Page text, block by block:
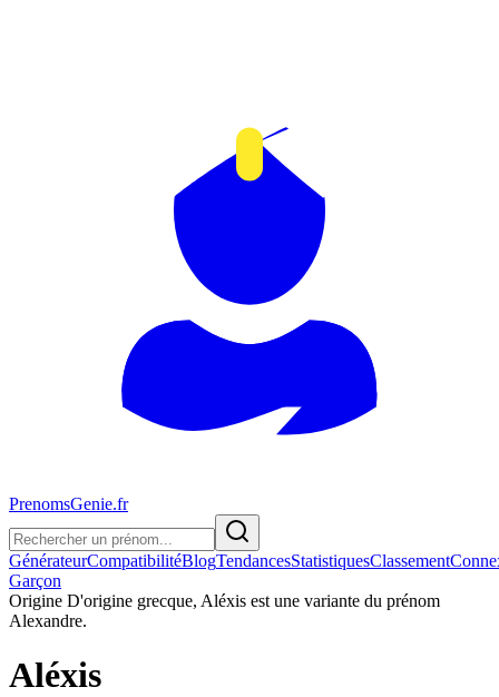
PrenomsGenie.fr
GénérateurCompatibilitéBlogTendancesStatistiquesClassement
Garçon
Origine D'origine grecque, Aléxis est une variante du prénom
Alexandre.
Aléxis